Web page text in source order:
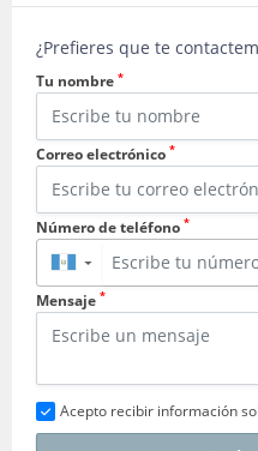
¿Prefieres que te
Tu nombre *
Correo electrónico *
Número de teléfono *
▼
Mensaje *
Acepto recibir información